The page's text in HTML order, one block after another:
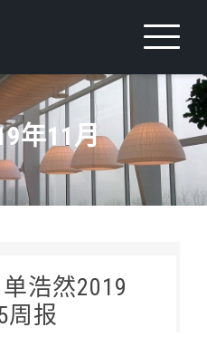
年11月
浩然2019
周报